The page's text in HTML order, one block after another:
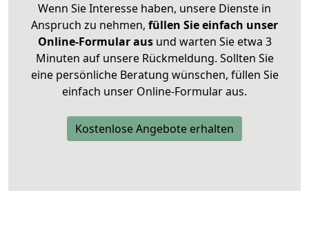
Wenn Sie Interesse haben, unsere Dienste in
Anspruch zu nehmen, füllen Sie einfach unser
Online-Formular ausund warten Sie etwa 3
Minuten auf unsere Rückmeldung. Sollten Sie
eine persönliche Beratung wünschen, füllen Sie
einfach unser Online-Formular aus.
Kostenlose Angebote erhalten